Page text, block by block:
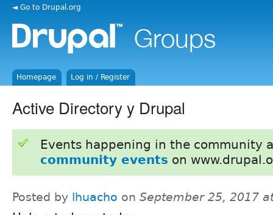
◄ Go to Drupal.org
Homepage Log in / Register
Active Directory y Drupal
Events happening in the community
community events on
Posted by lhuacho on September 25, 2017